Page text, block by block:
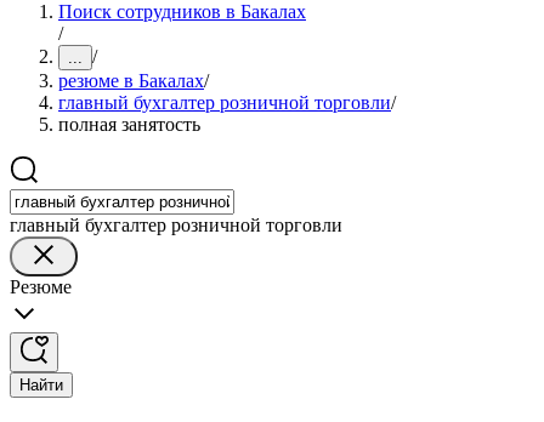
Поиск сотрудников в Бакалах
/
... /
резюме в Бакалах/
главный бухгалтер розничной торговли/
полная занятость
главный бухгалтер розничной торговли
Резюме
Найти